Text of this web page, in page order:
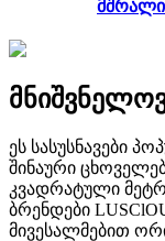
მშრალი
ეს სასუსნავები
შინაური
კვადრატული
ბრენდები
მივესალმებით